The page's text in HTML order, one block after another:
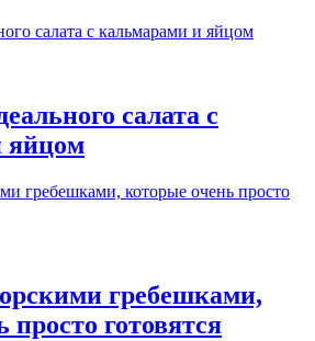
салата с
яйцом
гребешками,
просто готовятся